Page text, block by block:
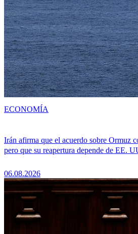
Irán afirma que el acuerdo sobre Ormuz
pero que su reapertura depende de EE.
06.08.2026
ECONOMÍA